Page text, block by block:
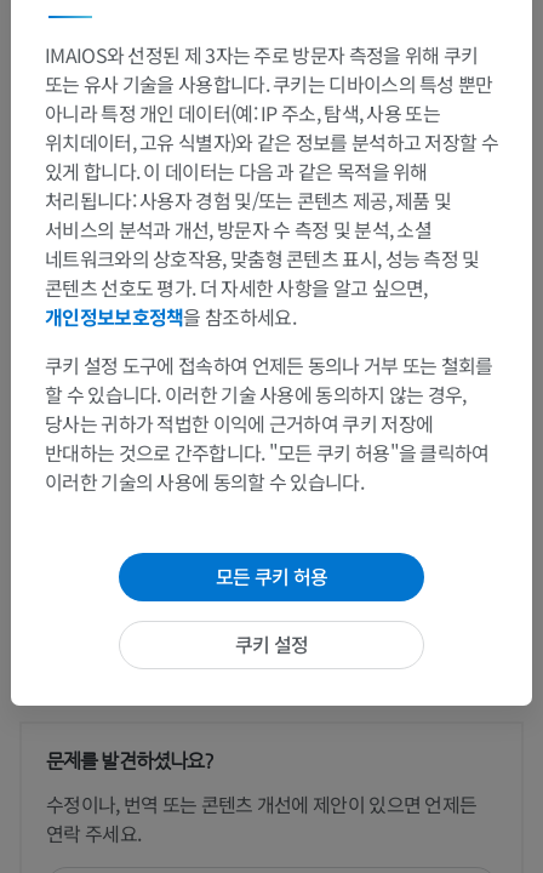
해부학적 계층
수의 해부학
몸통부분 > 뒷다리> 뒷발> 갈고리발톱
문제를 발견하셨나요?
수정이나, 번역 또는 콘텐츠 개선에 제안이 있으면 언제든
연락 주세요.
IMAIOS와 선정된 제 3자는 주로 방문자 측정을 위해 쿠키
또는 유사 기술을 사용합니다. 쿠키는 디바이스의 특성 뿐만
아니라 특정 개인 데이터(예: IP 주소, 탐색, 사용 또는
위치데이터, 고유 식별자)와 같은 정보를 분석하고 저장할 수
있게 합니다. 이 데이터는 다음 과 같은 목적을 위해
처리됩니다: 사용자 경험 및/또는 콘텐츠 제공, 제품 및
서비스의 분석과 개선, 방문자 수 측정 및 분석, 소셜
네트워크와의 상호작용, 맞춤형 콘텐츠 표시, 성능 측정 및
콘텐츠 선호도 평가. 더 자세한 사항을 알고 싶으면,
개인정보보호정책을 참조하세요.
쿠키 설정 도구에 접속하여 언제든 동의나 거부 또는 철회를
할 수 있습니다. 이러한 기술 사용에 동의하지 않는 경우,
당사는 귀하가 적법한 이익에 근거하여 쿠키 저장에
반대하는 것으로 간주합니다. "모든 쿠키 허용"을 클릭하여
이러한 기술의 사용에 동의할 수 있습니다.
모든 쿠키 허용
쿠키 설정